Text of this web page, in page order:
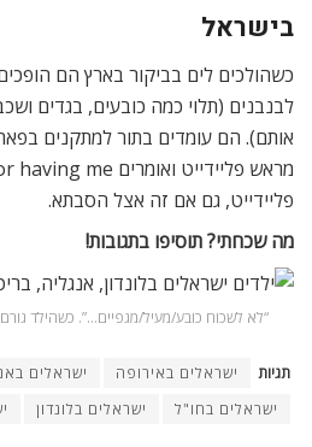
בישראל
כשהולכים לים בביקור בארץ הם
לבנבנים (תלוי כמה כובעים, בגדים
אותם). הם עומדים בתור למתקנים
פליידייט, גם אם זה אצל הסבתא.
מה שכחתי? תוסיפו בתגובות!
“לא לשכוח כובע/מעיל/מגפיים…”. כשהילד
תגיות ישראלים באירופה ישראלים
ישראלים בחו"ל
ישראלים בלונדון